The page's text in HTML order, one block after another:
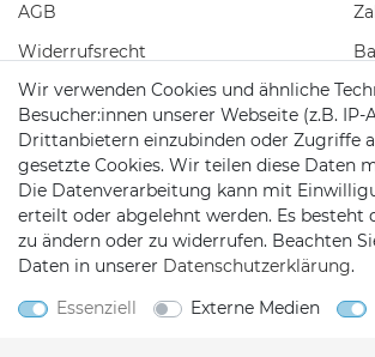
AGB
Widerrufs­recht
Daten­schutz­erklärung
Impressum
Kontakt
Barrierefreiheitserklärung
Widerrufs­formular
Wir verwenden Cookies und ähnliche
Besucher:innen unserer Webseite (z.B.
Drittanbietern einzubinden oder Zugriffe
gesetzte Cookies. Wir teilen diese Daten
Die Datenverarbeitung kann mit
erteilt oder abgelehnt werden. Es
zu ändern oder zu widerrufen. Beachten
Daten in unserer Daten­schutz­erklärung.
Essenziell
Externe Medien